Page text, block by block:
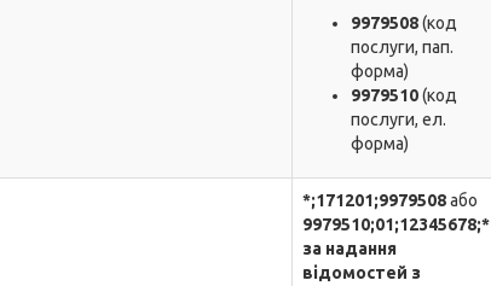
9979508(код
послуги, пап.
форма)
9979510(код
послуги, ел.
форма)
*;171201;9979508або
9979510;01;12345678;*
за надання
відомостей з